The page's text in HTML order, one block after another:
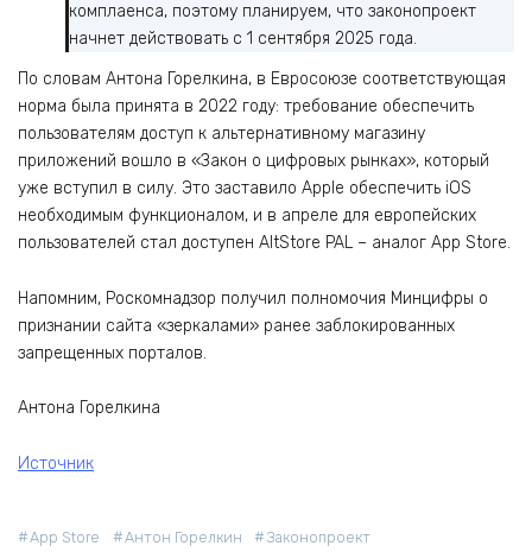
комплаенса, поэтому планируем, что законопроект
начнет действовать с 1 сентября 2025 года.
По словам Антона Горелкина, в Евросоюзе соответствующая
норма была принята в 2022 году: требование обеспечить
пользователям доступ к альтернативному магазину
приложений вошло в «Закон о цифровых рынках», который
уже вступил в силу. Это заставило Apple обеспечить iOS
необходимым функционалом, и в апреле для европейских
пользователей стал доступен AltStore PAL – аналог App Store.
Напомним, Роскомнадзор получил полномочия Минцифры о
признании сайта «зеркалами» ранее заблокированных
запрещенных порталов.
Антона Горелкина
Источник
App Store Антон Горелкин
Законопроект